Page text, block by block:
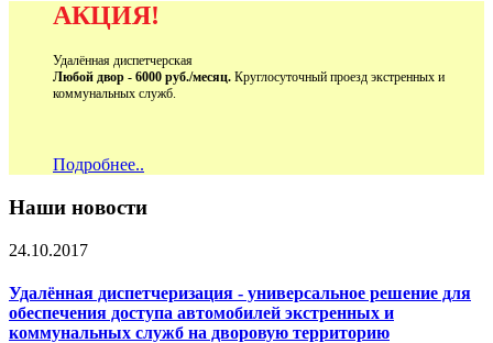
АКЦИЯ!
Удалённая диспетчерская
Любой двор - 6000 руб./месяц. Круглосуточный проезд экстренных и
коммунальных служб.
Подробнее..
Наши новости
24.10.2017
Удалённая диспетчеризация - универсальное решение для
обеспечения доступа автомобилей экстренных и
коммунальных служб на дворовую территорию